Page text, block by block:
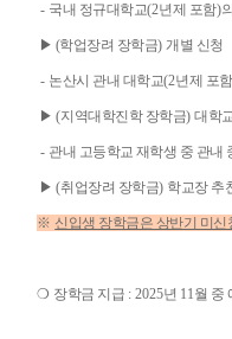
- 국내 정규대학교(2년제 포함)
▶ (학업장려 장학금)개별 신청
- 논산시 관내 대학교(2년제 포함
▶ (지역대학진학 장학금)대학
- 관내 고등학교 재학생 중 관내
▶ (취업장려 장학금) 학교장 추
※ 신입생 장학금은 상반기 미
❍ 장학금 지급 : 2025년 11월 중